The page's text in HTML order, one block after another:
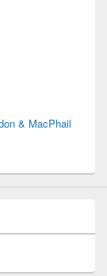
& MacPhail